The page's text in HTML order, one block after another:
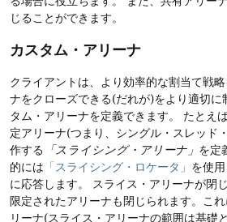
じることができます。
カスタム・アリーナ
クライアントは、より効率的な割当て戦
ナをクローズできる(だれが)をより適切に
タム・アリーナを定義できます。
たとえ
定アリーナ(つまり、シングル・スレッド
作する 「スライシング・アリーナ」 を定
的には 「スライシング・ロケータ」 を使
に応答します。
スライス・アリーナが閉
限定されたアリーナも閉じられます。こ
リーナ(スライス・アリーナの範囲は基礎